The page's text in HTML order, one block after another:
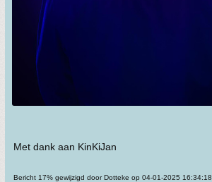
Met dank aan KinKiJan
Bericht 17% gewijzigd door Dotteke op 04-01-2025 16:34:18